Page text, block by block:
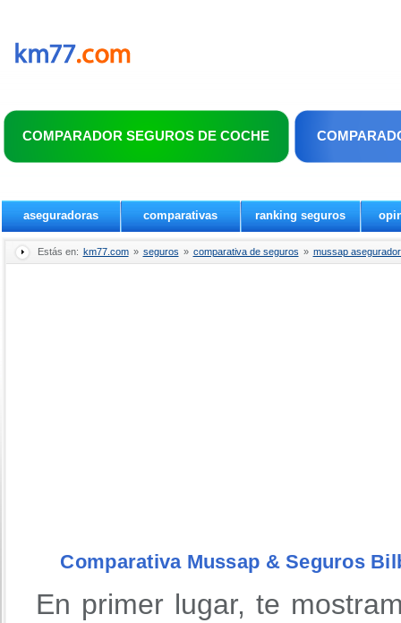
COMPARADOR SEGUROS DE COCHE
aseguradoras comparativas ranking seguros
Estás en: km77.com » seguros » comparativa de seguros » mussap
Comparativa Mussap & Seguros
En primer lugar, te